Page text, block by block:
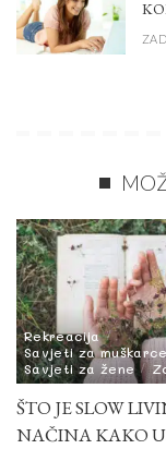
Rekreacija
Savjeti za muškarce
Savjeti za žene
ŠTO JE SLOW
NAČINA KAKO